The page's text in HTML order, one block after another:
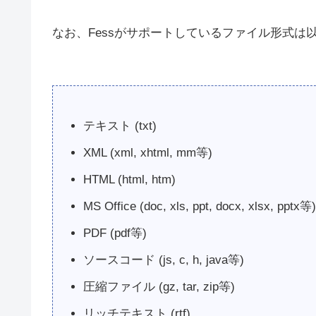
なお、Fessがサポートしているファイル形式は以
テキスト (txt)
XML (xml, xhtml, mm等)
HTML (html, htm)
MS Office (doc, xls, ppt, docx, xlsx, pptx等)
PDF (pdf等)
ソースコード (js, c, h, java等)
圧縮ファイル (gz, tar, zip等)